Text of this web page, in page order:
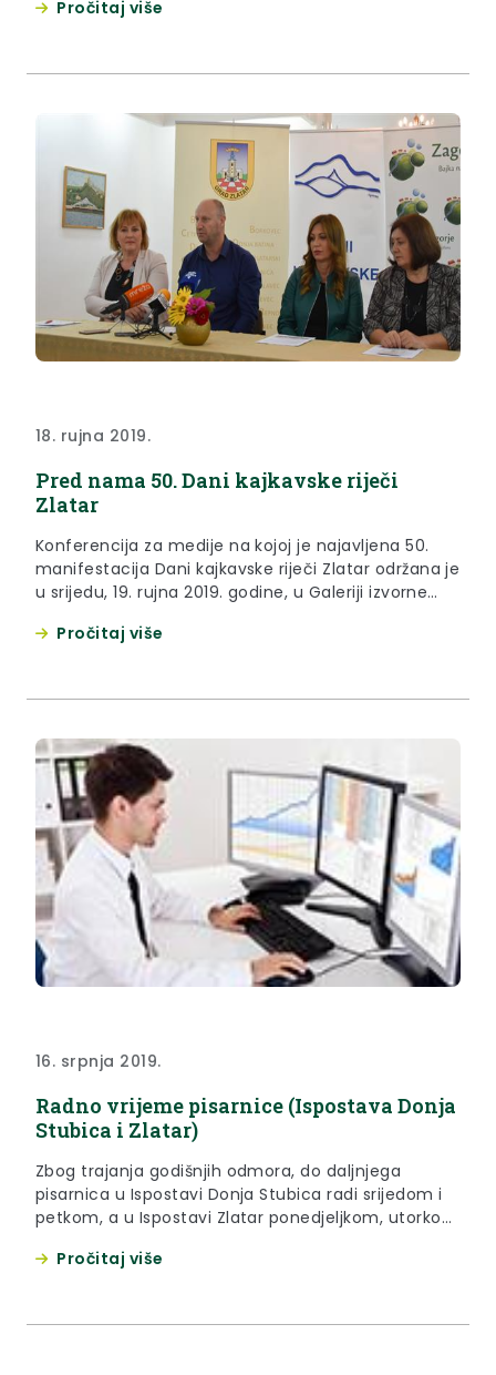
Pročitaj više
18. rujna 2019.
Pred nama 50. Dani kajkavske riječi
Zlatar
Konferencija za medije na kojoj je najavljena 50.
manifestacija Dani kajkavske riječi Zlatar održana je
u srijedu, 19. rujna 2019. godine, u Galeriji izvorne
Pročitaj više
16. srpnja 2019.
Radno vrijeme pisarnice (Ispostava Donja
Stubica i Zlatar)
Zbog trajanja godišnjih odmora, do daljnjega
pisarnica u Ispostavi Donja Stubica radi srijedom i
petkom, a u Ispostavi Zlatar ponedjeljkom, utorkom
razumijevanju.
Pročitaj više